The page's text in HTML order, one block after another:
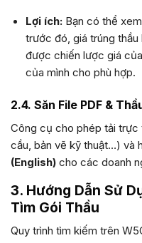
Lợi ích:Bạn có thể
trước đó, giá trúng thầu
được chiến lược giá
của mình cho phù hợp.
2.4. Săn File PDF &
Công cụ cho phép tải trực
cầu, bản vẽ kỹ thuật…) và
(English) cho các doanh
3. Hướng Dẫn Sử
Tìm Gói Thầu
Quy trình tìm kiếm trên